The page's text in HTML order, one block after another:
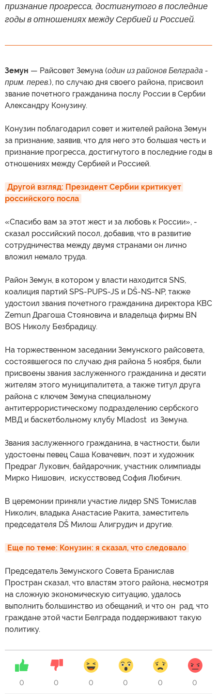
признание прогресса, достигнутого в последние
годы в отношениях между Сербией и Россией.
Земун — Райсовет Земуна (один из районов Белграда -
прим. перев.), по случаю дня своего района, присвоил
звание почетного гражданина послу России в Сербии
Александру Конузину.
Конузин поблагодарил совет и жителей района Земун
за признание, заявив, что для него это большая честь и
признание прогресса, достигнутого в последние годы в
отношениях между Сербией и Россией.
Другой взгляд: Президент Сербии критикует
российского посла
«Спасибо вам за этот жест и за любовь к России», -
сказал российский посол, добавив, что в развитие
сотрудничества между двумя странами он лично
вложил немало труда.
Район Земун, в котором у власти находится SNS,
коалиция партий SPS-PUPS-JS и DŠ-NS-NP, также
удостоил звания почетного гражданина директора KBC
Zemun Драгоша Стояновича и владельца фирмы BN
BOS Николу Безбрадицу.
На торжественном заседании Земунского райсовета,
состоявшегося по случаю дня района 5 ноября, были
присвоены звания заслуженного гражданина и десяти
жителям этого муниципалитета, а также титул друга
района с ключем Земуна специальному
антитеррористическому подразделению сербского
МВД и баскетбольному клубу Mladost из Земуна.
Звания заслуженного гражданина, в частности, были
удостоены певец Саша Ковачевич, поэт и художник
Предраг Лукович, байдарочник, участник олимпиады
Мирко Нишович, искусствовед София Любичич.
В церемонии приняли участие лидер SNS Томислав
Николич, владыка Анастасие Ракита, заместитель
председателя DŠ Милош Алигрудич и другие.
Еще по теме: Конузин: я сказал, что следовало
Председатель Земунского Совета Бранислав
Простран сказал, что властям этого района, несмотря
на сложную экономическую ситуацию, удалось
выполнить большинство из обещаний, и что он рад, что
граждане этой части Белграда поддерживают такую
политику.
0 0 0 0 0 0